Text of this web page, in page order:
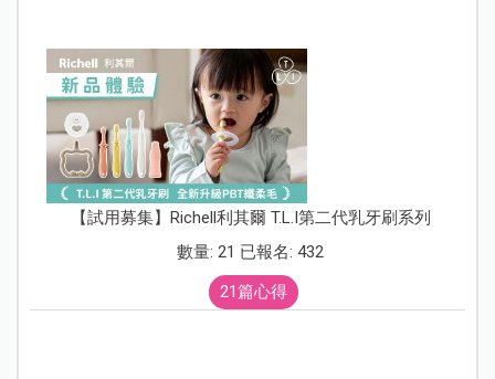
【試用募集】Richell利其爾 T.L.I第二代乳牙刷系列
數量: 21 已報名: 432
21篇心得